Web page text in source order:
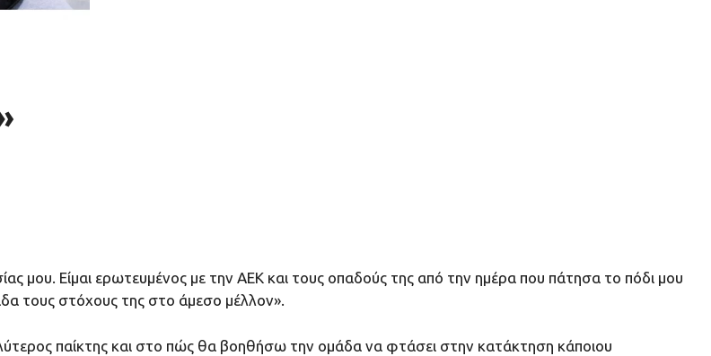
μου. Είμαι ερωτευμένος με την ΑΕΚ και τους οπαδούς της από την ημέρα που πάτησα το πόδι μου
τους στόχους της στο άμεσο μέλλον».
παίκτης και στο πώς θα βοηθήσω την ομάδα να φτάσει στην κατάκτηση κάποιου